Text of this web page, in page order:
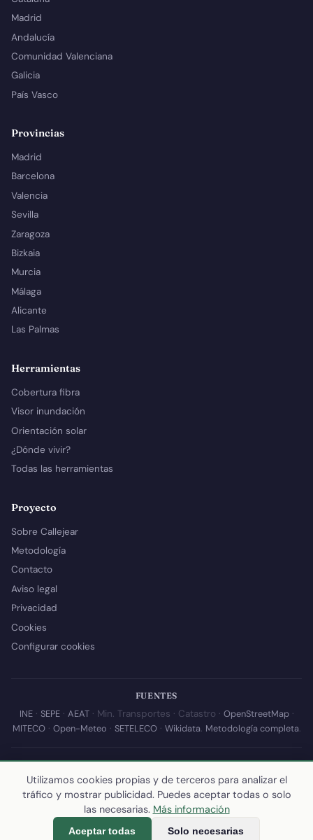
Madrid
Andalucía
Comunidad Valenciana
Galicia
País Vasco
Provincias
Madrid
Barcelona
Valencia
Sevilla
Zaragoza
Bizkaia
Murcia
Málaga
Alicante
Las Palmas
Herramientas
Cobertura fibra
Visor inundación
Orientación solar
¿Dónde vivir?
Todas las herramientas
Proyecto
Sobre Callejear
Metodología
Contacto
Aviso legal
Privacidad
Cookies
Configurar cookies
FUENTES
INE· SEPE· AEAT· Min. Transportes · Catastro · OpenStreetMap·
MITECO· Open-Meteo · SETELECO· Wikidata. Metodología completa.
© 2026 Callejear.com — Directorio municipal de España con datos
abiertos. Desarrollado y mantenido porYoel Castaño.
Última actualización de esta página:10 de julio de 2026
calculamos los datos
Utilizamos cookies propias y de terceros para analizar el
tráfico y mostrar publicidad. Puedes aceptar todas o solo
las necesarias. Más información
Aceptar todas Solo necesarias